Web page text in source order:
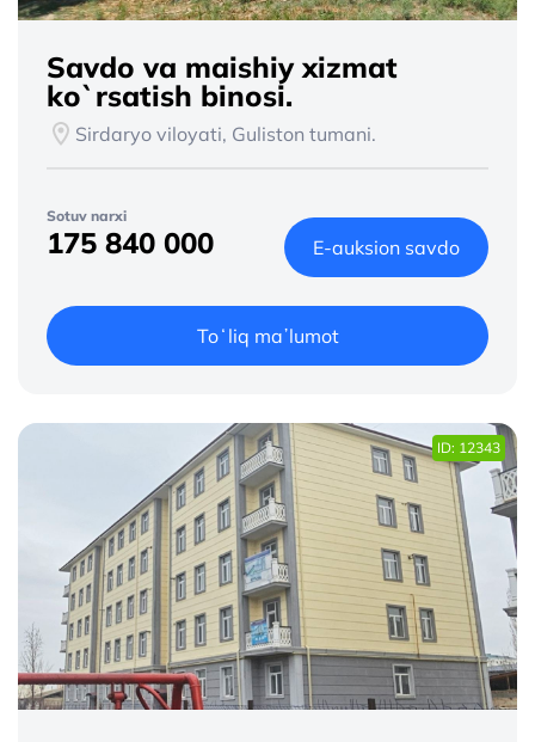
Savdo va maishiy xizmat
ko`rsatish binosi.
Sirdaryo viloyati, Guliston tumani.
Sotuv narxi
175 840 000 E-auksion savdo
Toʻliq maʼlumot
ID: 12343